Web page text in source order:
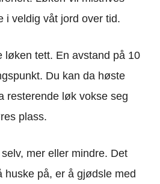
i veldig våt jord over tid.
løken tett. En avstand på 10
Du kan da høste
resterende løk vokse seg
plass.
mer eller mindre. Det
huske på, er å gjødsle med